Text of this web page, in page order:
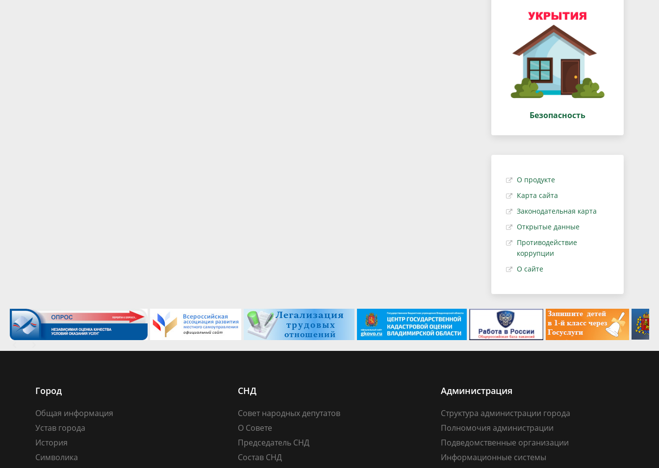
Безопасность
О продукте
Карта сайта
Законодательная карта
Открытые данные
Противодействие
коррупции
О сайте
Город
Общая информация
Устав города
История
Символика
СНД
Совет народных депутатов
О Совете
Председатель СНД
Состав СНД
Администрация
Структура администрации города
Полномочия администрации
Подведомственные организации
Информационные системы